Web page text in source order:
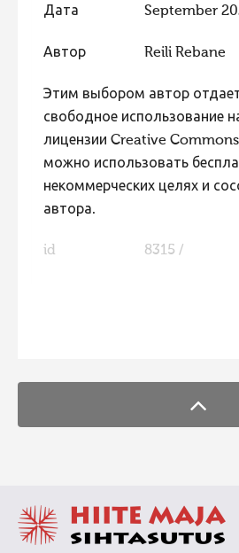
Дата September
Автор Reili Rebane
Этим выбором автор
свободное использование
лицензии Creative
можно использовать
некоммерческих целях и
автора.
id 8315 /